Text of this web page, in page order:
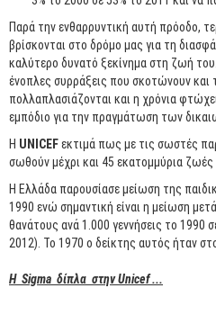
Παρά την ενθαρρυντική αυτή πρόοδο,
βρίσκονται στο δρόμο μας για τη
καλύτερο δυνατό ξεκίνημα στη ζωή
ένοπλες συρράξεις που σκοτώνουν και
πολλαπλασιάζονται και η χρόνια
εμπόδιο για την πραγμάτωση των
Η UNICEFεκτιμά πως με τις σωστές
σωθούν μέχρι και 45 εκατομμύρια ζωές
Η Ελλάδα παρουσίασε μείωση της
1990 ενώ σημαντική είναι η μείωση
θανάτους ανά 1.000 γεννήσεις το 1990
2012). Το 1970 ο δείκτης αυτός ήταν
Η Sigma δίπλα στην Unicef ...